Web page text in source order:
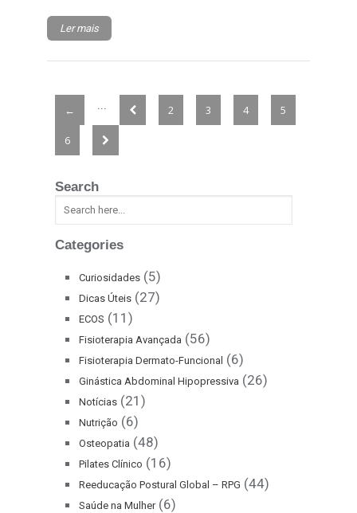
Ler mais
← ... 2 3 4 5
6
Search
Categories
Curiosidades (5)
Dicas Úteis (27)
ECOS (11)
Fisioterapia Avançada (56)
Fisioterapia Dermato-Funcional (6)
Ginástica Abdominal Hipopressiva (26)
Notícias (21)
Nutrição (6)
Osteopatia (48)
Pilates Clínico (16)
Reeducação Postural Global – RPG (44)
Saúde na Mulher(6)